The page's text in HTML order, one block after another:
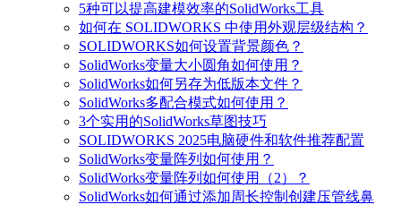
5种可以提高建模效率的SolidWorks工具
如何在 SOLIDWORKS 中使用外观层级结构？
SOLIDWORKS如何设置背景颜色？
SolidWorks变量大小圆角如何使用？
SolidWorks如何另存为低版本文件？
SolidWorks多配合模式如何使用？
3个实用的SolidWorks草图技巧
SOLIDWORKS 2025电脑硬件和软件推荐配置
SolidWorks变量阵列如何使用？
SolidWorks变量阵列如何使用（2）？
SolidWorks如何通过添加周长控制创建压管线鼻